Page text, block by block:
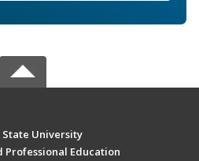
University
Professional Education